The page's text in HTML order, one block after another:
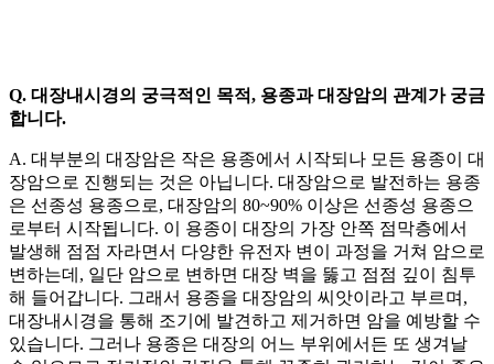
Q. 대장내시경의 궁극적인 목적, 용종과 대장암의 관계가 궁금
합니다.
A. 대부분의 대장암은 작은 용종에서 시작되나 모든 용종이 대
장암으로 진행되는 것은 아닙니다. 대장암으로 발전하는 용종
은 선종성 용종으로, 대장암의 80~90% 이상은 선종성 용종으
로부터 시작됩니다. 이 용종이 대장의 가장 안쪽 점막층에서
발생해 점점 자라면서 다양한 유전자 변이 과정을 거쳐 암으로
변하는데, 일단 암으로 변하면 대장 벽을 뚫고 점점 깊이 침투
해 들어갑니다. 그래서 용종을 대장암의 씨앗이라고 부르며,
대장내시경을 통해 조기에 발견하고 제거하면 암을 예방할 수
있습니다. 그러나 용종은 대장의 어느 부위에서든 또 생겨날